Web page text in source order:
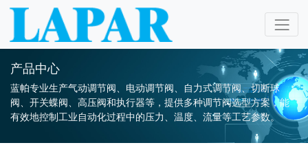
产品中心
蓝帕专业生产气动调节阀、电动调节阀、自力式调节阀、切断球
阀、开关蝶阀、高压阀和执行器等，提供多种调节阀选型方案，能
有效地控制工业自动化过程中的压力、温度、流量等工艺参数。